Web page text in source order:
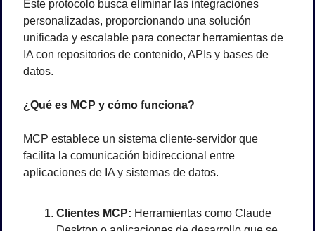
Este protocolo busca eliminar las integraciones
personalizadas, proporcionando una solución
unificada y escalable para conectar herramientas de
IA con repositorios de contenido, APIs y bases de
datos.
¿Qué es MCP y cómo funciona?
MCP establece un sistema cliente-servidor que
facilita la comunicación bidireccional entre
aplicaciones de IA y sistemas de datos.
Clientes MCP: Herramientas como Claude